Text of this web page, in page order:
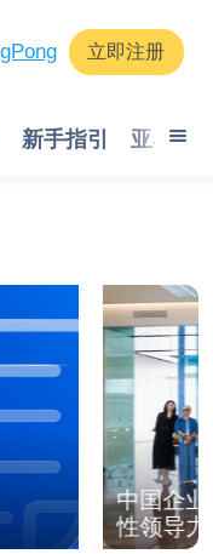
立即注册
新手指引 亚马逊
共话女